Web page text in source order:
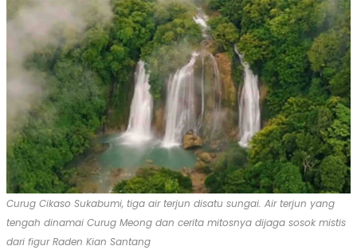
Curug Cikaso Sukabumi, tiga air terjun disatu sungai. Air terjun yang
tengah dinamai Curug Meong dan cerita mitosnya dijaga sosok mistis
dari figur Raden Kian Santang